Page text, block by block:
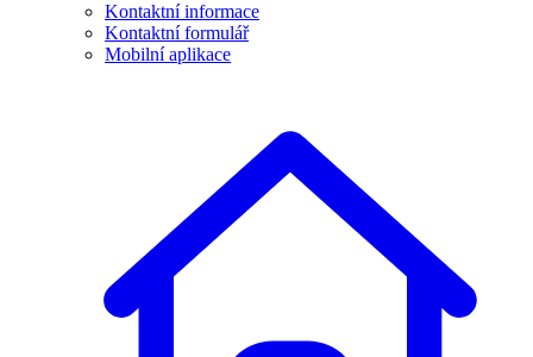
Kontaktní informace
Kontaktní formulář
Mobilní aplikace